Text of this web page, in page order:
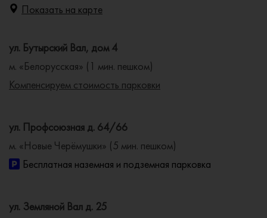
Показать на карте
ул. Бутырский Вал, дом 4
м. «Белорусская» (1 мин. пешком)
Компенсируем стоимость парковки
ул. Профсоюзная д. 64/66
м. «Новые Черёмушки» (5 мин. пешком)
Бесплатная наземная и подземная парковка
ул. Земляной Вал д. 25